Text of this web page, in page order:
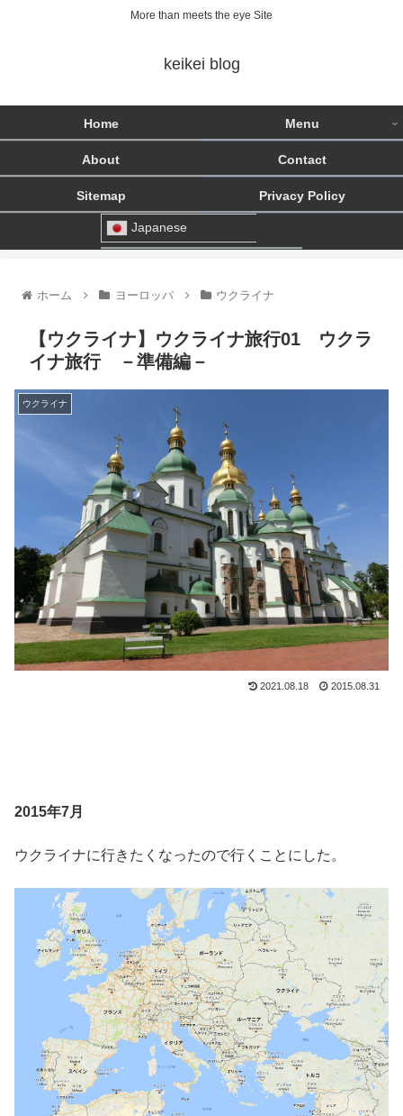
More than meets the eye Site
keikei blog
Home Menu
About Contact
Sitemap Privacy Policy
Japanese
ホーム ヨーロッパ ウクライナ
【ウクライナ】ウクライナ旅行01 ウクラ
イナ旅行 －準備編－
ウクライナ
2021.08.18 2015.08.31
2015年7月
ウクライナに行きたくなったので行くことにした。